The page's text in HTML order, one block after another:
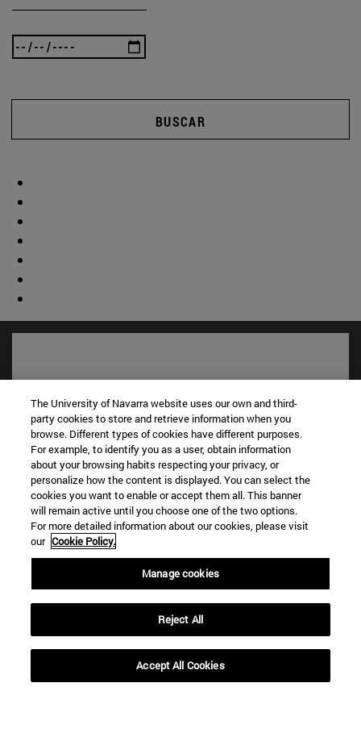
BUSCAR
Accesos directos
Biblioteca(abre en nueva ventana)
Mi correo(abre en nueva ventana)
(abre en nueva ventana)
Búsqueda de personas(abre en nueva ventana)
Trabaja con nosotros(abre en nueva ventana)
Información
TFNO +34 948 42 56 00
¿QUÉ GRADO TE INTERESA?
The University of Navarra website uses our own and third-
party cookies to store and retrieve information when you
browse. Different types of cookies have different purposes.
For example, to identify you as a user, obtain information
about your browsing habits respecting your privacy, or
personalize how the content is displayed. You can select the
cookies you want to enable or accept them all. This banner
will remain active until you choose one of the two options.
For more detailed information about our cookies, please visit
our Cookie Policy.
Manage cookies
Reject All
Accept All Cookies